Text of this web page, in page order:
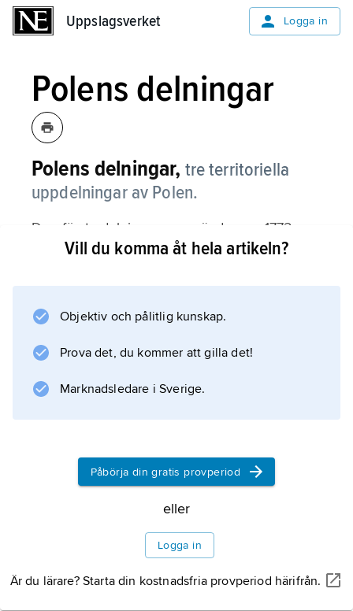
Uppslagsverket Logga in
Polens delningar
Polens delningar, tre territoriella
uppdelningar av Polen.
Den första delningen, som ägde rum 1772
mellan Preussen, Österrike och Ryssland,
områden, och 1795 gjorde Preussen,
varefter Polen försvann som självständig stat
Polen
Information om artikeln
Vill du komma åt hela artikeln?
Objektiv och pålitlig kunskap.
Prova det, du kommer att gilla det!
Marknadsledare i Sverige.
Påbörja din gratis provperiod
eller
Logga in
Är du lärare? Starta din kostnadsfria provperiod härifrån.